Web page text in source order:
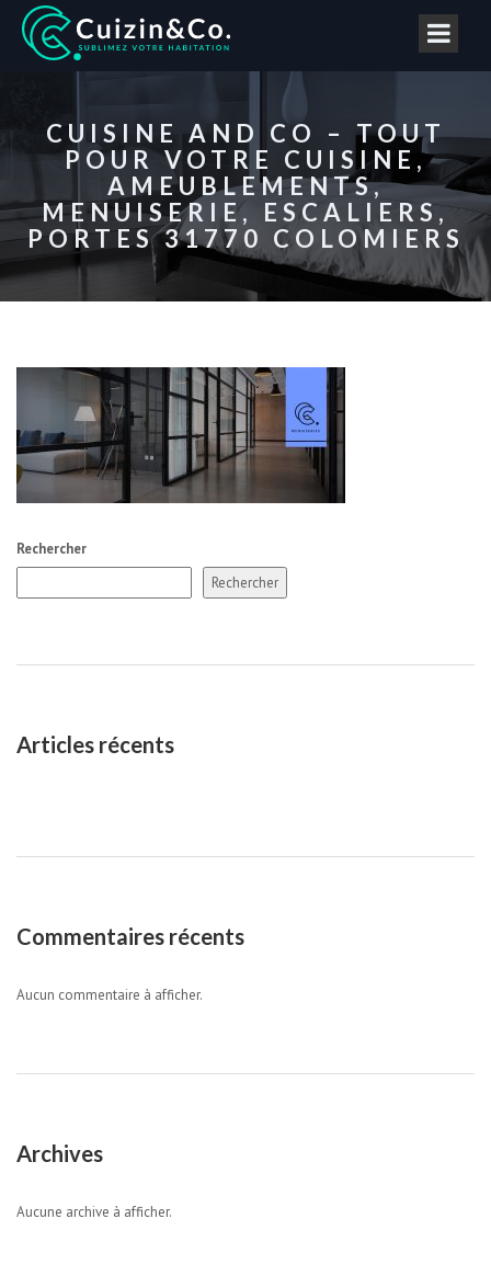
CUISINE AND CO – TOUT
POUR VOTRE CUISINE,
AMEUBLEMENTS,
MENUISERIE, ESCALIERS,
PORTES 31770 COLOMIERS
Rechercher
Rechercher
Articles récents
Commentaires récents
Aucun commentaire à afficher.
Archives
Aucune archive à afficher.